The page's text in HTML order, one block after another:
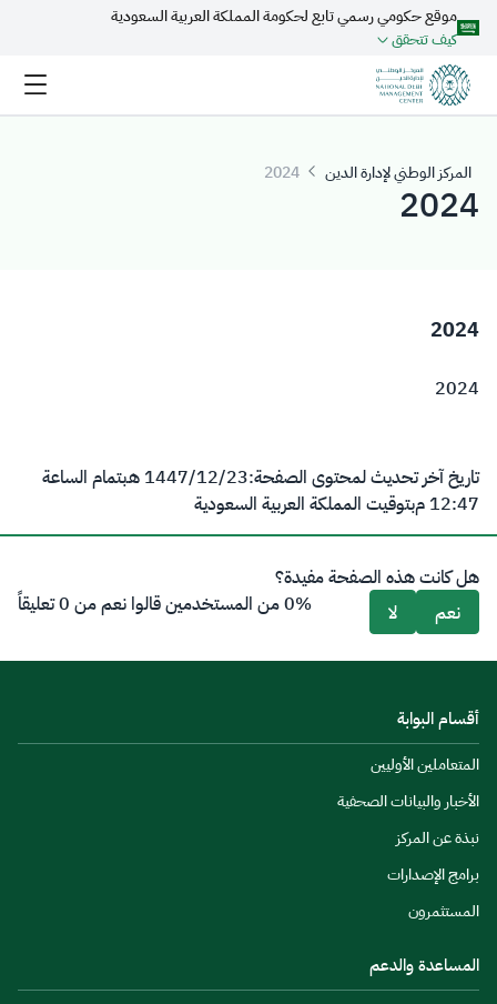
تخطي إلى المحتوى الرئيسي
موقع حكومي رسمي تابع لحكومة المملكة العربية السعودية
كيف تتحقق
المركز الوطني لإدارة الدين 2024
2024
2024
2024
تاريخ آخر تحديث لمحتوى الصفحة:23‏/12‏/1447 هـ
بتمام الساعة
12:47 م
بتوقيت المملكة العربية السعودية
هل كانت هذه الصفحة مفيدة؟
نعم
لا 0% من المستخدمين قالوا نعم من 0 تعليقاً
أقسام البوابة
المتعاملين الأوليين
الأخبار والبيانات الصحفية
نبذة عن المركز
برامج الإصدارات
المستثمرون
المساعدة والدعم